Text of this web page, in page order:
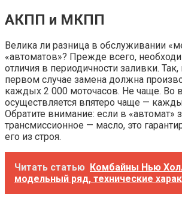
АКПП и МКПП
Велика ли разница в обслуживании
«автоматов»? Прежде всего,
отличия в периодичности заливки.
первом случае замена должна
каждых 2 000 моточасов. Не чаще. Во
осуществляется впятеро чаще —
Обратите внимание: если в «автомат»
трансмиссионное — масло, это
его из строя.
Читать статью Комбайны Нью
модельный ряд, технические